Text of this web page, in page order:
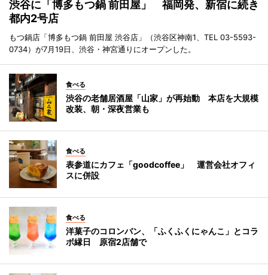
渋谷に「博多もつ鍋 前田屋」 福岡発、新宿に続き
都内2号店
もつ鍋店「博多もつ鍋 前田屋 渋谷店」（渋谷区神南1、TEL 03-5593-
0734）が7月19日、渋谷・神宮通りにオープンした。
食べる
渋谷の老舗居酒屋「山家」が再始動 本店を大規模
改装、朝・深夜営業も
食べる
表参道にカフェ「goodcoffee」 運営会社オフィ
スに併設
食べる
洋菓子のコロンバン、「ふくふくにゃんこ」とコラ
ボ縁日 原宿2店舗で